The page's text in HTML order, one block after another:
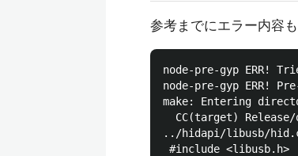
参考までにエラー内容
node-pre-gyp ERR!
node-pre-gyp ERR!
make: Entering
CC(target)
../hidapi/libusb/
#include <libusb.h>